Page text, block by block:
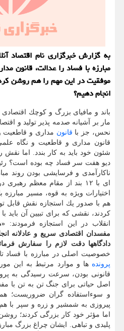
به گزارش خبرگزاری نام اقتصاد
مبارزه با فساد را عدالت، قانون
موفقیت در این مهم را هم روشن كرده
انجام دهیم؟
باند و مافیای بزرگ و كوچك
مار بر آشیانه صدمه پذیر تولید و
نحس، جز با قانون مداری و قاطعیت
قانون مداری و قاطعیت و نگاه
شئون خود باید به كار بندد. اما نقش
دیو هفت سر فساد چه بوده است؟
ناكارآمدی و فرسایشی بودن روند
ای با ۱۲ بند از مقام معظم
اختیارات ویژه به قوه، مسیر مبارزه
هم با صدور یك استجازه نقش قابل
كردند، نقشی كه برای تبیین آن باید
انقلاب در این استجازه فرمودند:
مفسدان اقتصادی سریع و عادلانه
دادگاهها دقت لازم را سفارش
خصوصیت اصلی در مبارزه با فساد
پرونده ها و موارد مرتبط به این
اصل حیاتی برای جنگ تن به تن با
و سوءاستفاده گران ضروریست؛
پیروزی به شمشیر و زره و سپر با هم
اما مؤثر خود كار بزرگی كردند؛
پلیدی و تباهی. ایشان چراغ بزرگ